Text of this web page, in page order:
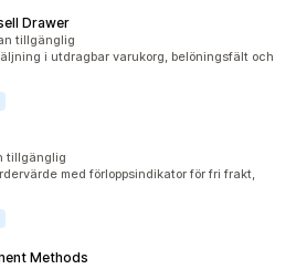
Drawer
tillgänglig
i utdragbar varukorg, belöningsfält och
tillgänglig
med förloppsindikator för fri frakt,
Methods